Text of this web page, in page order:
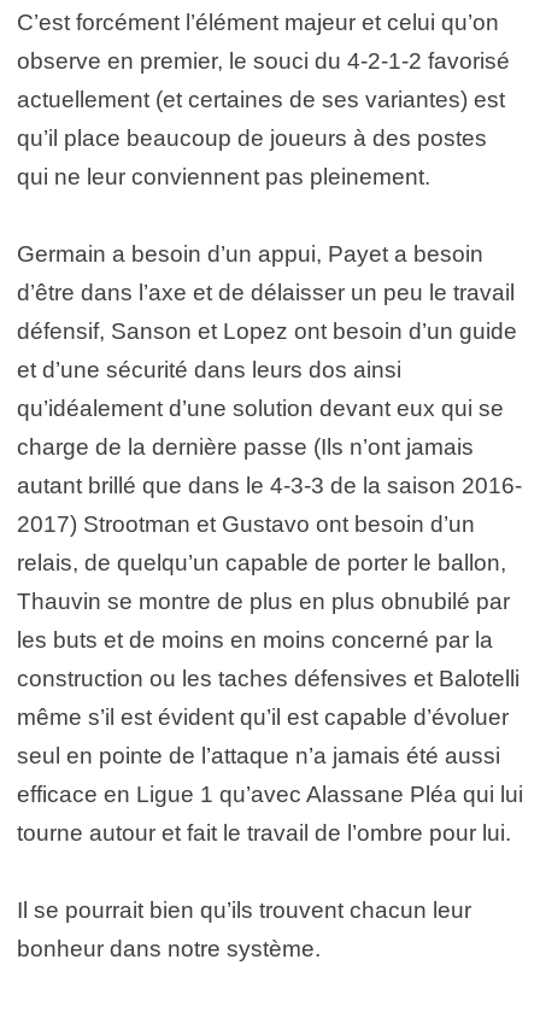
C’est forcément l’élément majeur et celui qu’on
observe en premier, le souci du 4-2-1-2 favorisé
actuellement (et certaines de ses variantes) est
qu’il place beaucoup de joueurs à des postes
qui ne leur conviennent pas pleinement.
Germain a besoin d’un appui, Payet a besoin
d’être dans l’axe et de délaisser un peu le travail
défensif, Sanson et Lopez ont besoin d’un guide
et d’une sécurité dans leurs dos ainsi
qu’idéalement d’une solution devant eux qui se
charge de la dernière passe (Ils n’ont jamais
autant brillé que dans le 4-3-3 de la saison 2016-
2017) Strootman et Gustavo ont besoin d’un
relais, de quelqu’un capable de porter le ballon,
Thauvin se montre de plus en plus obnubilé par
les buts et de moins en moins concerné par la
construction ou les taches défensives et Balotelli
même s’il est évident qu’il est capable d’évoluer
seul en pointe de l’attaque n’a jamais été aussi
efficace en Ligue 1 qu’avec Alassane Pléa qui lui
tourne autour et fait le travail de l’ombre pour lui.
Il se pourrait bien qu’ils trouvent chacun leur
bonheur dans notre système.